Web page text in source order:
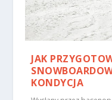
JAK
KONDYCJA